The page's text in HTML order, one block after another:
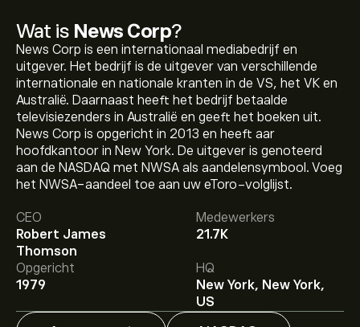
Wat is News Corp?
News Corp is een internationaal mediabedrijf en
uitgever. Het bedrijf is de uitgever van verschillende
internationale en nationale kranten in de VS, het VK en
Australië. Daarnaast heeft het bedrijf betaalde
televisiezenders in Australië en geeft het boeken uit.
News Corp is opgericht in 2013 en heeft aar
hoofdkantoor in New York. De uitgever is genoteerd
aan de NASDAQ met NWSA als aandelensymbool. Voeg
het NWSA-aandeel toe aan uw eToro-volglijst.
CEO
Robert James
Thomson
Medewerkers
21.7K
Opgericht
1979
HQ
New York, New York,
US
De huidige koers van NWSA is 28.52‎$‎.
Het gemiddelde koersdoel voor News Corp is 28.52‎$‎.
Meld je aan
analistenvoorspellingen en koersdoelen.
Analisten bieden voorspellingen voor News Corp